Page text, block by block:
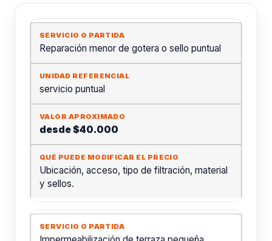
Reparación menor de gotera o sello puntual
servicio puntual
desde $40.000
Ubicación, acceso, tipo de filtración, material
y sellos.